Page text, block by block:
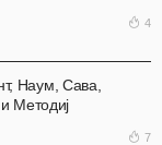
4
Наум, Сава,
Методиј
7